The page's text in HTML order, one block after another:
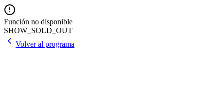
Función no disponible
SHOW_SOLD_OUT
Volver al programa